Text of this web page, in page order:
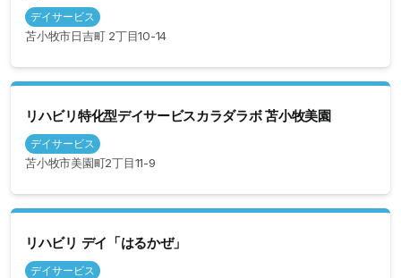
デイサービス
苫小牧市日吉町 2丁目10-14
リハビリ特化型デイサービスカラダラボ 苫小牧美園
デイサービス
苫小牧市美園町2丁目11-9
リハビリ デイ「はるかぜ」
デイサービス